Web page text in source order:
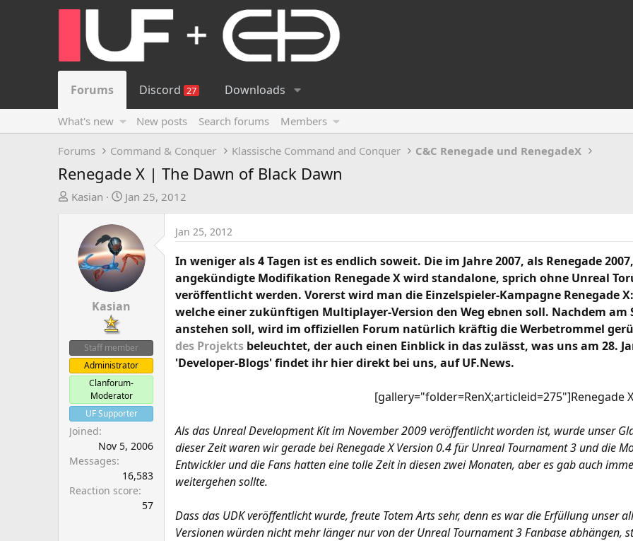
Forums Discord 27 Downloads
What's new New posts Search forums Members
Forums Command & Conquer Klassische Command and Conquer C&C Renegade und RenegadeX
Renegade X | The Dawn of Black Dawn
T
Kasian
S
a
r
t
d
a
t
Jan 25, 2012
Kasian
Staff member
Administrator
Clanforum-
Moderator
UF Supporter
Joined
Nov 5, 2006
Messages
16,583
Reaction score
57
Jan 25, 2012
In weniger als 4 Tagen ist es endlich soweit. Die im Jahre 2007, als Renegade
angekündigte Modifikation Renegade X wird standalone, sprich ohne Unreal
veröffentlicht werden. Vorerst wird man die Einzelspieler-Kampagne Renegade
welche einer zukünftigen Multiplayer-Version den Weg ebnen soll. Nachdem
anstehen soll, wird im offiziellen Forum natürlich kräftig die Werbetrommel
des Projekts beleuchtet, der auch einen Einblick in das zulässt, was uns am 28.
'Developer-Blogs' findet ihr hier direkt bei uns, auf UF.News.
[gallery="folder=RenX;articleid=275"]Renegade
Als das Unreal Development Kit im November 2009 veröffentlicht worden ist, wurde unser
dieser Zeit waren wir gerade bei Renegade X Version 0.4 für Unreal Tournament 3 und die
Entwickler und die Fans hatten eine tolle Zeit in diesen zwei Monaten, aber es gab auch
weitergehen sollte.
Dass das UDK veröffentlicht wurde, freute Totem Arts sehr, denn es war die Erfüllung unser
Versionen würden nicht mehr länger nur von der Unreal Tournament 3 Fanbase abhängen,